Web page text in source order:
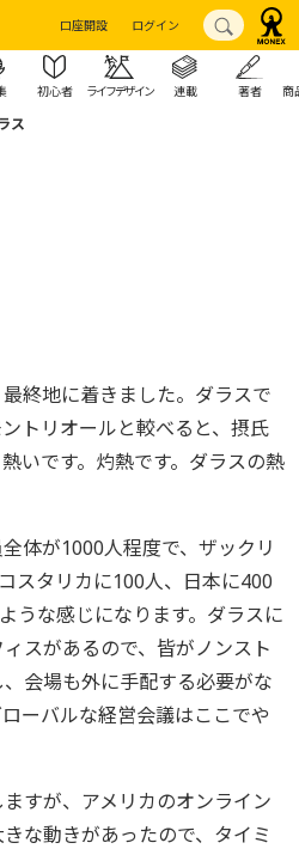
口座開設 ログイン
初心者 ライフデザイン 連載 著者 商
ス
終地に着きました。ダラスで
トリオールと較べると、摂氏
いです。灼熱です。ダラスの熱
体が1000人程度で、ザックリ
スタリカに100人、日本に400
うな感じになります。ダラスに
スがあるので、皆がノンスト
会場も外に手配する必要がな
ーバルな経営会議はここでや
すが、アメリカのオンライン
な動きがあったので、タイミ